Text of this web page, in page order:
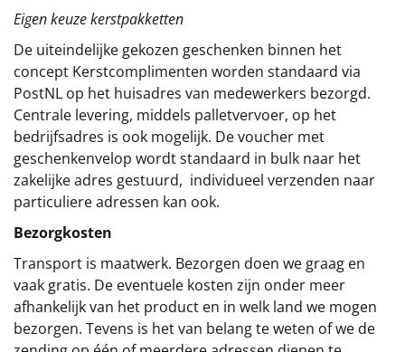
Eigen keuze kerstpakketten
De uiteindelijke gekozen geschenken binnen het
concept Kerstcomplimenten worden standaard via
PostNL op het huisadres van medewerkers bezorgd.
Centrale levering, middels palletvervoer, op het
bedrijfsadres is ook mogelijk. De voucher met
geschenkenvelop wordt standaard in bulk naar het
zakelijke adres gestuurd, individueel verzenden naar
particuliere adressen kan ook.
Bezorgkosten
Transport is maatwerk. Bezorgen doen we graag en
vaak gratis. De eventuele kosten zijn onder meer
afhankelijk van het product en in welk land we mogen
bezorgen. Tevens is het van belang te weten of we de